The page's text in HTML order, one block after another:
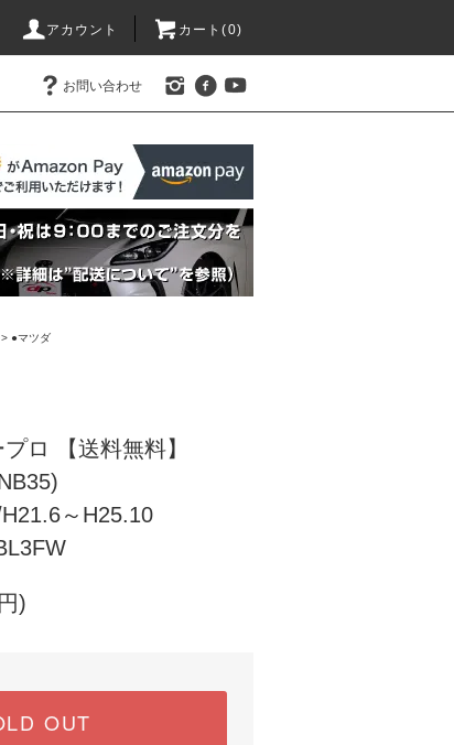
アカウント カート(0)
お問い合わせ
> ●マツダ
ロ 【送料無料】
～H25.10
)
OUT